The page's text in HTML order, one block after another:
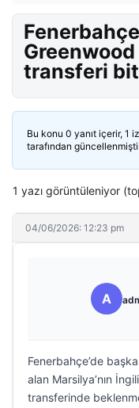
transferi
Bu konu 0 yanıt içerir, 1
tarafından
1 yazı görüntüleniyor
04/06/2026: 12:23 pm
A
Fenerbahçe’de
alan Marsilya’nın
transferinde